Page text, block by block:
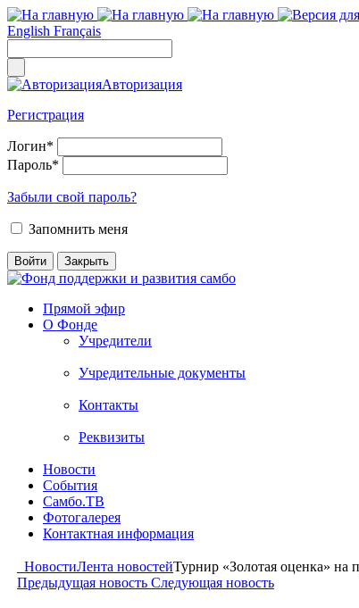
English Français
Авторизация
Регистрация
Логин*
Пароль*
Забыли свой пароль?
Запомнить меня
Прямой эфир
О Фонде
Учредители
Учредительные документы
Контакты
Реквизиты
Новости
События
Самбо.ТВ
Фотогалерея
Контактная информация
НовостиЛента новостейТурнир «Золотая оценка» на
Предыдущая новость Следующая новость